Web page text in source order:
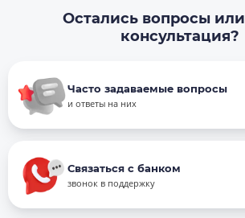
Остались вопросы
консультация?
Часто задаваемые вопросы
и ответы на них
Связаться с банком
звонок в поддержку